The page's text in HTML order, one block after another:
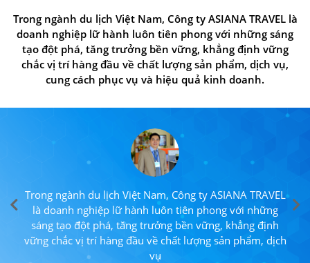
Trong ngành du lịch Việt Nam, Công ty ASIANA TRAVEL là
doanh nghiệp lữ hành luôn tiên phong với những sáng
tạo đột phá, tăng trưởng bền vững, khẳng định vững
chắc vị trí hàng đầu về chất lượng sản phẩm, dịch vụ,
cung cách phục vụ và hiệu quả kinh doanh.
Trong ngành du lịch Việt Nam, Công ty ASIANA TRAVEL
là doanh nghiệp lữ hành luôn tiên phong với những
sáng tạo đột phá, tăng trưởng bền vững, khẳng định
vững chắc vị trí hàng đầu về chất lượng sản phẩm, dịch
vụ